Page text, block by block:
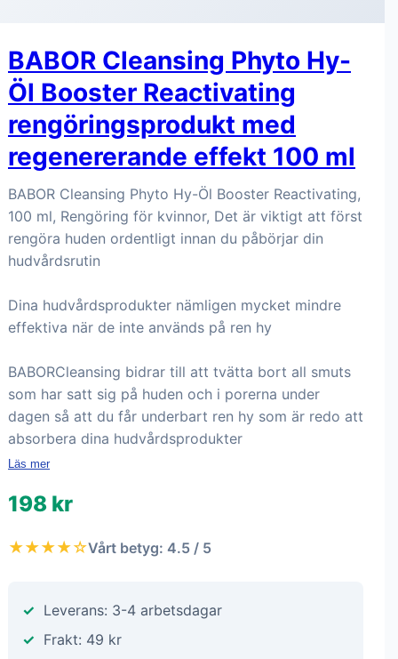
BABOR Cleansing Phyto Hy-
Öl Booster Reactivating
rengöringsprodukt med
regenererande effekt 100 ml
BABOR Cleansing Phyto Hy-Öl Booster Reactivating,
100 ml, Rengöring för kvinnor, Det är viktigt att först
rengöra huden ordentligt innan du påbörjar din
hudvårdsrutin
Dina hudvårdsprodukter nämligen mycket mindre
effektiva när de inte används på ren hy
BABORCleansing bidrar till att tvätta bort all smuts
som har satt sig på huden och i porerna under
dagen så att du får underbart ren hy som är redo att
absorbera dina hudvårdsprodukter
Läs mer
198 kr
★★★★☆Vårt betyg: 4.5 / 5
Leverans: 3-4 arbetsdagar
Frakt: 49 kr